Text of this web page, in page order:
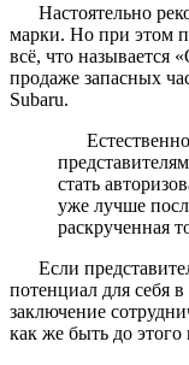
Настоятельно
марки. Но при этом
всё, что называется
продаже запасных
Subaru.
стать
уже лучше
раскрученная
Если
потенциал для себя
заключение
как же быть до этого